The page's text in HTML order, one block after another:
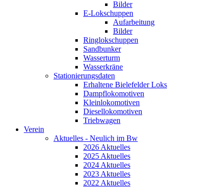
Bilder
E-Lokschuppen
Aufarbeitung
Bilder
Ringlokschuppen
Sandbunker
Wasserturm
Wasserkräne
Stationierungsdaten
Erhaltene Bielefelder Loks
Dampflokomotiven
Kleinlokomotiven
Diesellokomotiven
Triebwagen
Verein
Aktuelles - Neulich im Bw
2026 Aktuelles
2025 Aktuelles
2024 Aktuelles
2023 Aktuelles
2022 Aktuelles